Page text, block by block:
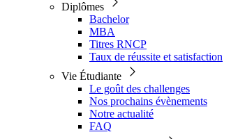
Diplômes
Bachelor
MBA
Titres RNCP
Taux de réussite et satisfaction
Vie Étudiante
Le goût des challenges
Nos prochains évènements
Notre actualité
FAQ